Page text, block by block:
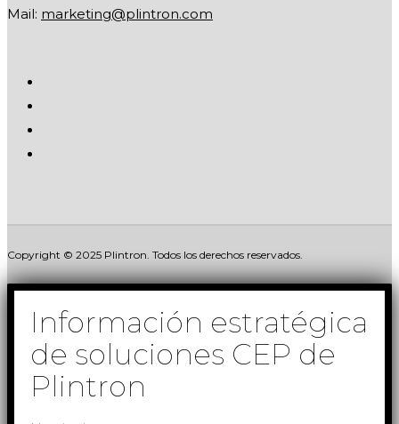
Mail: marketing@plintron.com
Copyright © 2025 Plintron. Todos los derechos reservados.
Información estratégica
de soluciones CEP de
Plintron